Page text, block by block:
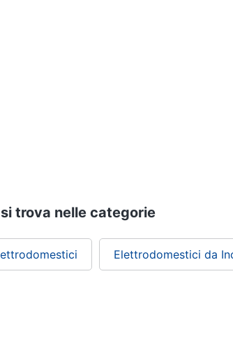
trova nelle categorie
Elettrodomestici da